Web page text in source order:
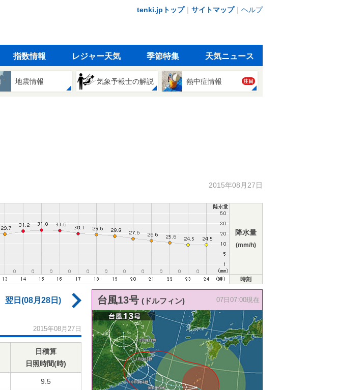
tenki.jpトップ｜ サイトマップ｜ ヘルプ
指数情報 レジャー天気 季節特集 天気ニュース
地震情報 気象予報士の解説 熱中症情報 注目
2015年08月27日
降水量
(mm/h)
時刻
翌日(08月28日)
2015年08月27日
日積算
日照時間(時)
9.5
台風13号 (ドルフィン) 07日07:00現在